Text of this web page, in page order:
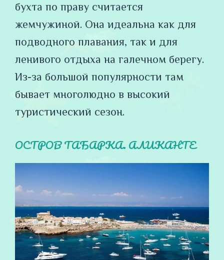
бухта по праву считается
жемчужиной. Она идеальна как для
подводного плавания, так и для
ленивого отдыха на галечном берегу.
Из-за большой популярности там
бывает многолюдно в высокий
туристический сезон.
ОСТРОВ ТАБАРКА. АЛИКАНТЕ